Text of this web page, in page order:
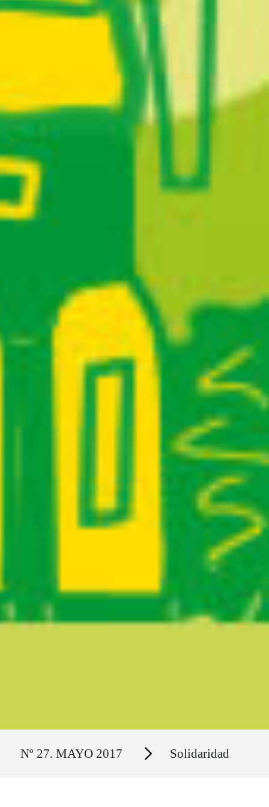
Nº 27. MAYO 2017 Secciones Solidaridad